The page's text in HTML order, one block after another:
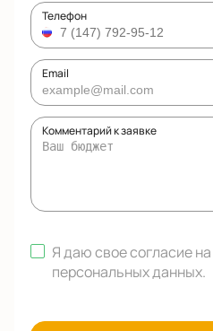
Телефон
Email
Комментарий к заявке
Я даю свое согласие на
персональных данных.